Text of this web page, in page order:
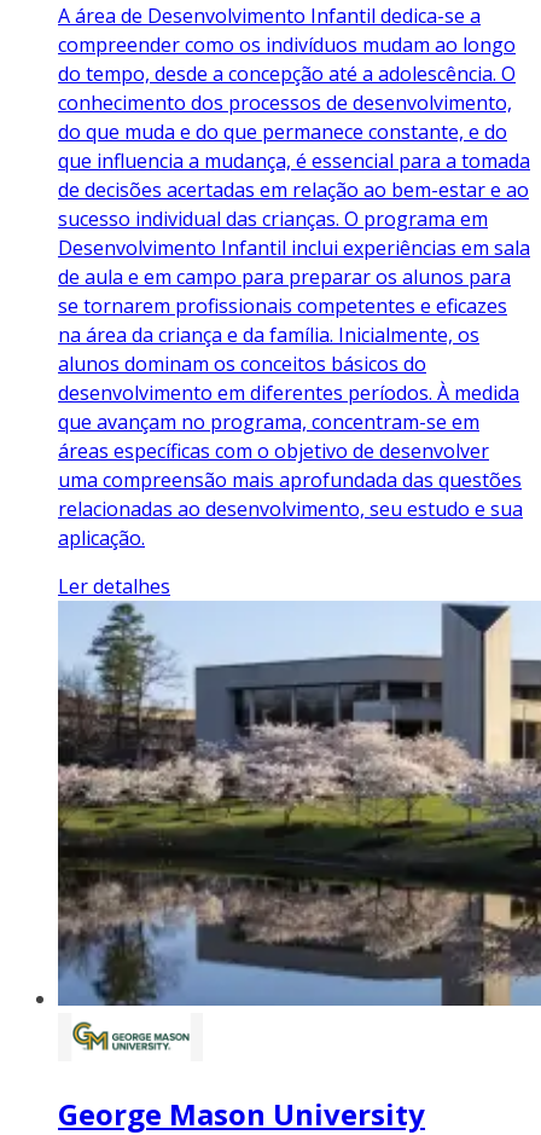
A área de Desenvolvimento Infantil dedica-se a
compreender como os indivíduos mudam ao longo
do tempo, desde a concepção até a adolescência. O
conhecimento dos processos de desenvolvimento,
do que muda e do que permanece constante, e do
que influencia a mudança, é essencial para a tomada
de decisões acertadas em relação ao bem-estar e ao
sucesso individual das crianças. O programa em
Desenvolvimento Infantil inclui experiências em sala
de aula e em campo para preparar os alunos para
se tornarem profissionais competentes e eficazes
na área da criança e da família. Inicialmente, os
alunos dominam os conceitos básicos do
desenvolvimento em diferentes períodos. À medida
que avançam no programa, concentram-se em
áreas específicas com o objetivo de desenvolver
uma compreensão mais aprofundada das questões
relacionadas ao desenvolvimento, seu estudo e sua
aplicação.
Ler detalhes
George Mason University